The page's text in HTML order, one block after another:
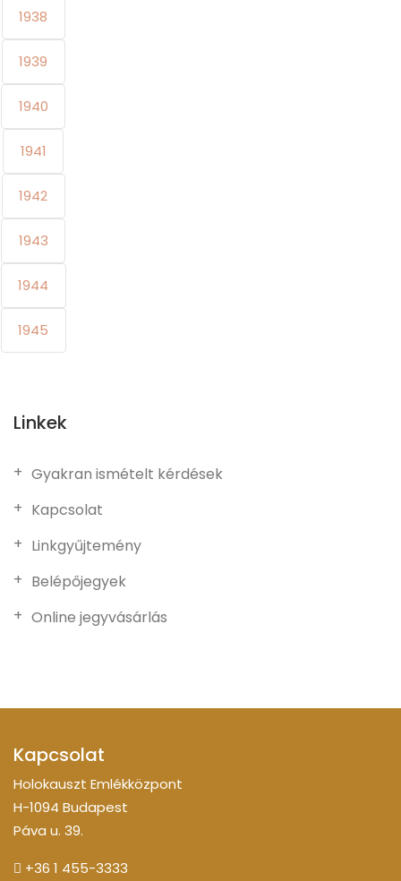
1938
1939
1940
1941
1942
1943
1944
1945
Linkek
Gyakran ismételt kérdések
Kapcsolat
Linkgyűjtemény
Belépőjegyek
Online jegyvásárlás
Kapcsolat
Holokauszt Emlékközpont
H-1094 Budapest
Páva u. 39.
+36 1 455-3333